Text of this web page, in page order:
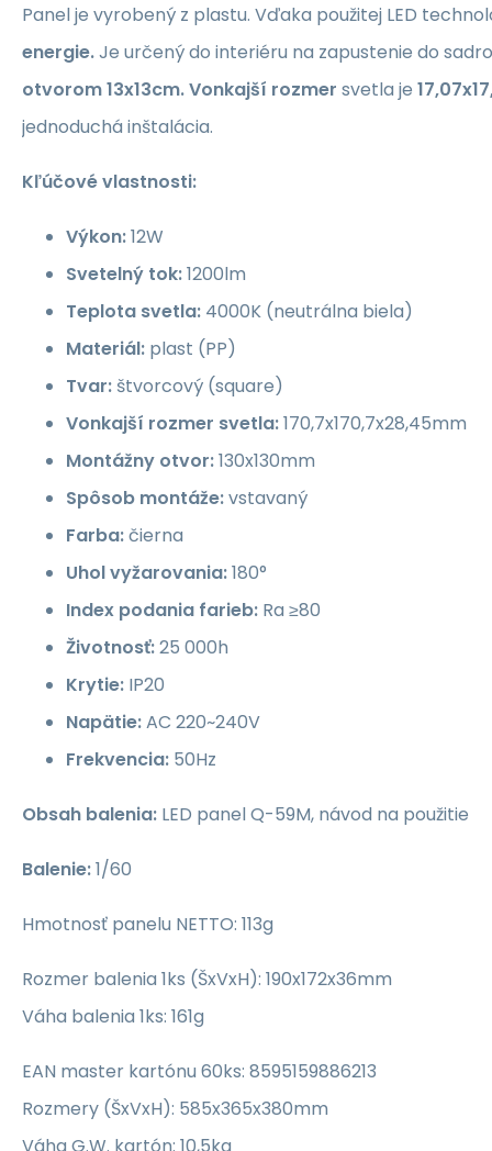
Panel je vyrobený z plastu. Vďaka použitej LED
energie.Je určený do interiéru na zapustenie do
otvorom 13x13cm.Vonkajší rozmer svetla je
jednoduchá inštalácia.
Kľúčové vlastnosti:
Výkon:12W
Svetelný tok:1200lm
Teplota svetla: 4000K (neutrálna biela)
Materiál: plast (PP)
Tvar: štvorcový (square)
Vonkajší rozmer svetla:170,7x170,7x28,45mm
Montážny otvor:130x130mm
Spôsob montáže:vstavaný
Farba:čierna
Uhol vyžarovania:180°
Index podania farieb: Ra ≥80
Životnosť:25 000h
Krytie: IP20
Napätie:AC 220~240V
Frekvencia: 50Hz
Obsah balenia: LED panel Q-59M, návod na použitie
Balenie:1/60
Hmotnosť panelu NETTO: 113g
Rozmer balenia 1ks (ŠxVxH): 190x172x36mm
Váha balenia 1ks: 161g
EAN master kartónu 60ks: 8595159886213
Rozmery (ŠxVxH): 585x365x380mm
Váha G.W. kartón: 10,5kg